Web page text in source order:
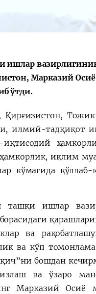
ишлар
Марказий
ўтди.
Қирғизистон,
илмий-тадқиқот
иқлим
кўмагида
ташқи ишлар
ва
ва кўп
бошдан
ва ўзаро
Марказий Осиё